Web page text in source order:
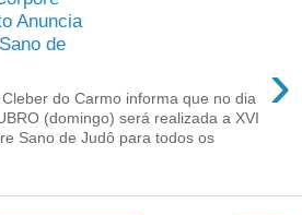
Anuncia
de
›
do Carmo informa que no dia
(domingo) será realizada a XVI
Sano de Judô para todos os